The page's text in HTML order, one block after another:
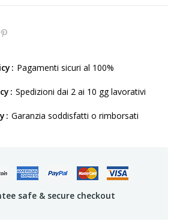
Pagamenti sicuri al 100%
Spedizioni dai 2 ai 10 gg lavorativi
Garanzia soddisfatti o rimborsati
safe & secure checkout